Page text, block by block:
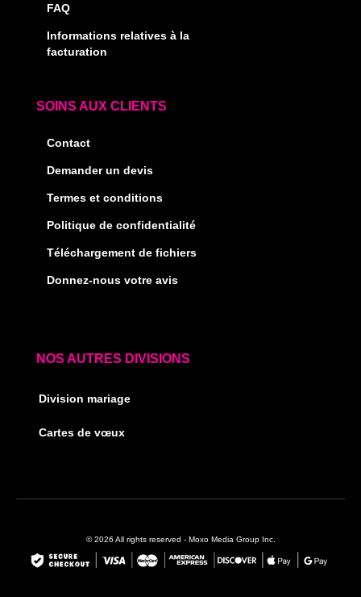
FAQ
Informations relatives à la
facturation
SOINS AUX CLIENTS
Contact
Demander un devis
Termes et conditions
Politique de confidentialité
Téléchargement de fichiers
Donnez-nous votre avis
NOS AUTRES DIVISIONS
Division mariage
Cartes de vœux
© 2026 All rights reserved - Moxo Media Group Inc.